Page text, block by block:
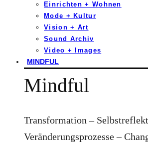
Einrichten + Wohnen
Mode + Kultur
Vision + Art
Sound Archiv
Video + Images
MINDFUL
Mindful
Transformation –
Veränderungsprozesse –